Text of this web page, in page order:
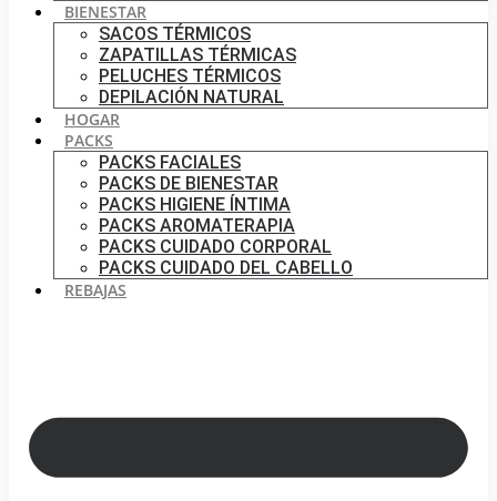
BIENESTAR
SACOS TÉRMICOS
ZAPATILLAS TÉRMICAS
PELUCHES TÉRMICOS
DEPILACIÓN NATURAL
HOGAR
PACKS
PACKS FACIALES
PACKS DE BIENESTAR
PACKS HIGIENE ÍNTIMA
PACKS AROMATERAPIA
PACKS CUIDADO CORPORAL
PACKS CUIDADO DEL CABELLO
REBAJAS